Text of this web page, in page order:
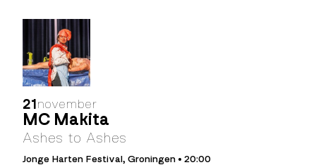
21 november
MC Makita
Ashes to Ashes
Jonge Harten Festival, Groningen • 20:00